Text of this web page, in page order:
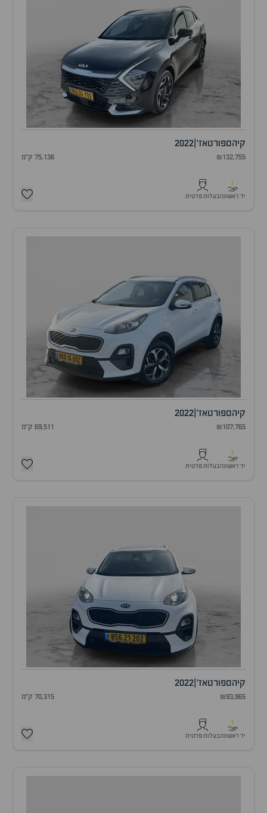
קיהספורטאז' 2022
₪132,755 75,136 ק"מ
1
יד ראשונהבעלות פרטית
קיהספורטאז' 2022
₪107,765 69,511 ק"מ
1
יד ראשונהבעלות פרטית
קיהספורטאז' 2022
₪93,965 70,315 ק"מ
1
יד ראשונהבעלות פרטית